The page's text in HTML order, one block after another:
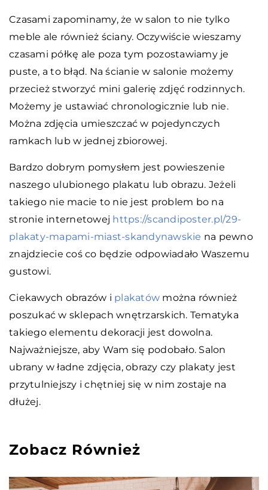
Czasami zapominamy, że w salon to nie tylko
meble ale również ściany. Oczywiście wieszamy
czasami półkę ale poza tym pozostawiamy je
puste, a to błąd. Na ścianie w salonie możemy
przecież stworzyć mini galerię zdjęć rodzinnych.
Możemy je ustawiać chronologicznie lub nie.
Można zdjęcia umieszczać w pojedynczych
ramkach lub w jednej zbiorowej.
Bardzo dobrym pomysłem jest powieszenie
naszego ulubionego plakatu lub obrazu. Jeżeli
takiego nie macie to nie jest problem bo na
stronie internetowej https://scandiposter.pl/29-
plakaty-mapami-miast-skandynawskie na pewno
znajdziecie coś co będzie odpowiadało Waszemu
gustowi.
Ciekawych obrazów i plakatów można również
poszukać w sklepach wnętrzarskich. Tematyka
takiego elementu dekoracji jest dowolna.
Najważniejsze, aby Wam się podobało. Salon
ubrany w ładne zdjęcia, obrazy czy plakaty jest
przytulniejszy i chętniej się w nim zostaje na
dłużej.
Zobacz Również